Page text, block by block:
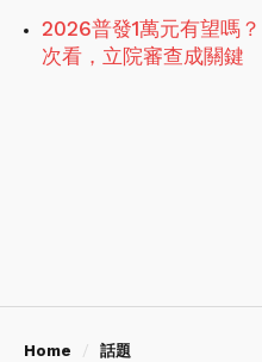
2026普發1萬元有望嗎
次看，立院審查成關鍵
Home 話題